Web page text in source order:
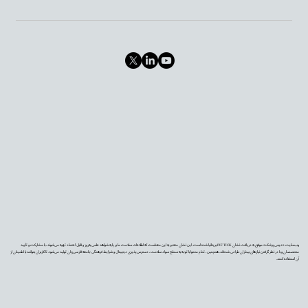
وب‌سایت «دیجی‌پزشک» موفق به دریافت نشان PIF TICK بریتانیا شده است. این نشان معتبر به این معناست که اطلاعات سلامت ما بر پایه شواهد علمی به‌روز و قابل اعتماد تهیه می‌شوند، با مشارکت و تأیید
متخصصان و با در نظر گرفتن نیازهای بیماران طراحی شده‌اند. همچنین، تمام محتوا با توجه به سطح سواد سلامت، دسترس‌پذیری دیجیتال و شرایط فرهنگی جامعه فارسی‌زبان تولید می‌شود تا کاربران بتوانند با اطمینان از
آن استفاده کنند.